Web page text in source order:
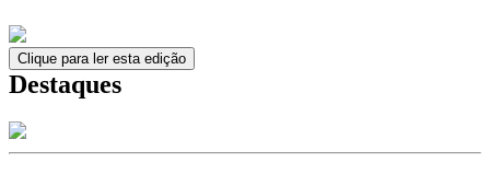
Clique para ler esta edição
Destaques